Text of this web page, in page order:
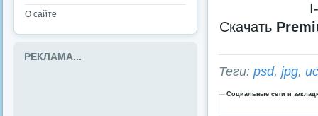
Скачать
Теги: psd, jpg,
Социальные сети и
О сайте
РЕКЛАМА...